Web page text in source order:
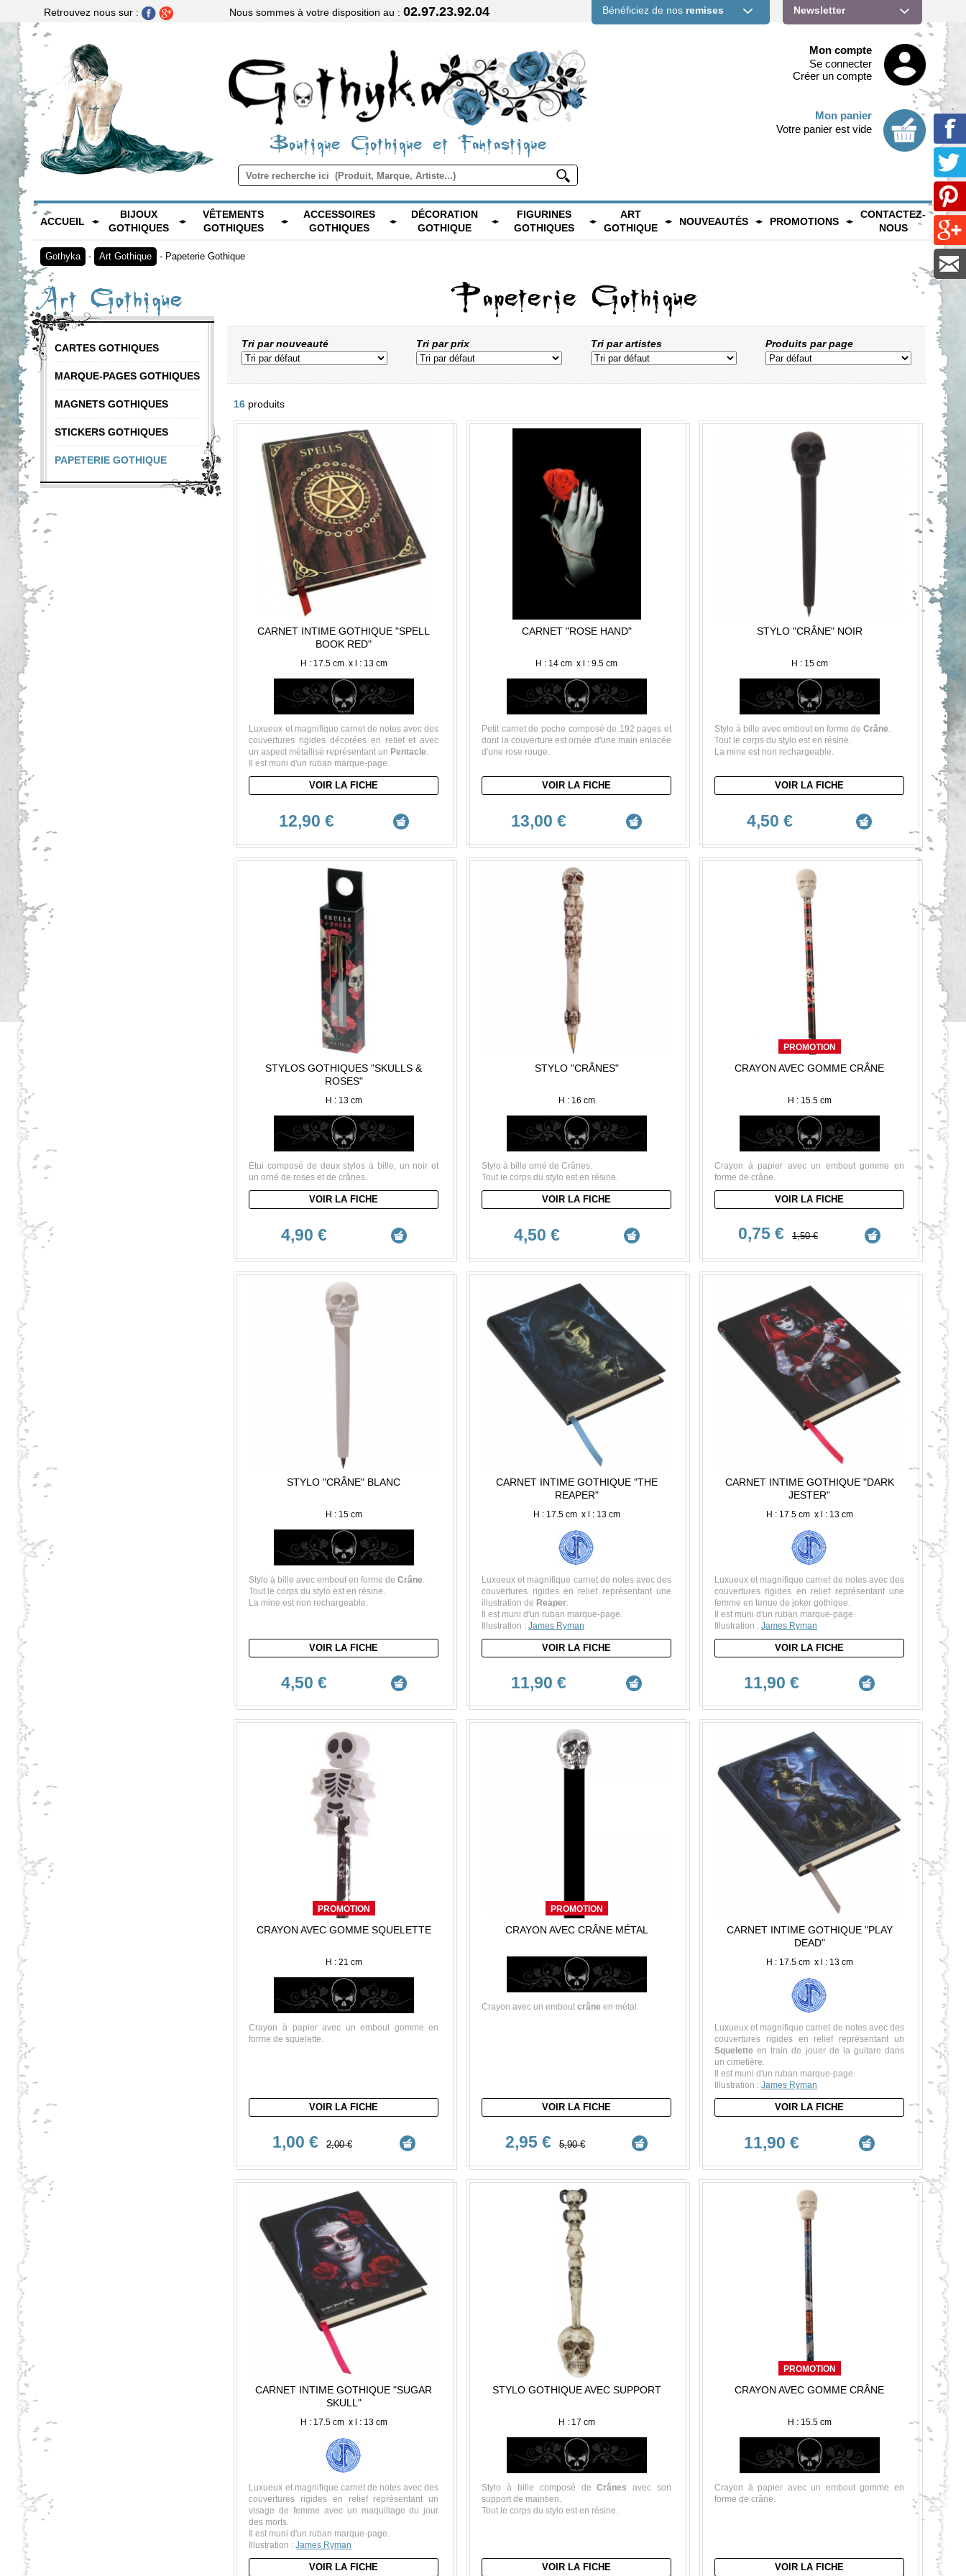
Retrouvez nous sur : Nous sommes à votre disposition au :02.97.23.92.04 Bénéficiez de nos remises Newsletter
Boutique Gothique et Fantastique
Mon compte
Se connecter
Créer un compte
Mon panier
Votre panier est vide
ACCUEIL
BIJOUX
GOTHIQUES
VÊTEMENTS
GOTHIQUES
ACCESSOIRES
GOTHIQUES
DÉCORATION
GOTHIQUE
FIGURINES
GOTHIQUES
ART
GOTHIQUE
NOUVEAUTÉS PROMOTIONS
CONTACTEZ-
NOUS
Gothyka - Art Gothique - Papeterie Gothique
Art Gothique
CARTES GOTHIQUES
MARQUE-PAGES GOTHIQUES
MAGNETS GOTHIQUES
STICKERS GOTHIQUES
PAPETERIE GOTHIQUE
Papeterie Gothique
Tri par nouveauté Tri par prix Tri par artistes Produits par page
16 produits
CARNET INTIME GOTHIQUE "SPELL
BOOK RED"
H : 17.5 cm x l : 13 cm
Luxueux et magnifique carnet de notes avec des
couvertures rigides décorées en relief et avec
un aspect métallisé représentant un Pentacle.
Il est muni d'un ruban marque-page.
VOIR LA FICHE
12,90 €
CARNET "ROSE HAND"
H : 14 cm x l : 9.5 cm
Petit carnet de poche composé de 192 pages et
dont la couverture est ornée d'une main enlacée
d'une rose rouge.
VOIR LA FICHE
13,00 €
STYLO "CRÂNE" NOIR
H : 15 cm
Stylo à bille avec embout en forme deCrâne.
Tout le corps du stylo est en résine.
La mine est non rechargeable.
VOIR LA FICHE
4,50 €
STYLOS GOTHIQUES "SKULLS &
ROSES"
H : 13 cm
Etui composé de deux stylos à bille, un noir et
un orné de roses et de crânes.
VOIR LA FICHE
4,90 €
STYLO "CRÂNES"
H : 16 cm
Stylo à bille orné de Crânes.
Tout le corps du stylo est en résine.
VOIR LA FICHE
4,50 €
PROMOTION
CRAYON AVEC GOMME CRÂNE
H : 15.5 cm
Crayon à papier avec un embout gomme en
forme de crâne.
VOIR LA FICHE
0,75 € 1,50 €
STYLO "CRÂNE" BLANC
H : 15 cm
Stylo à bille avec embout en forme deCrâne
Tout le corps du stylo est en résine.
La mine est non rechargeable.
VOIR LA FICHE
4,50 €
CARNET INTIME GOTHIQUE "THE
REAPER"
H : 17.5 cm x l : 13 cm
Luxueux et magnifique carnet de notes avec des
couvertures rigides en relief représentant une
illustration de Reaper
Il est muni d'un ruban marque-page.
Illustration :James Ryman
VOIR LA FICHE
11,90 €
CARNET INTIME GOTHIQUE "DARK
JESTER"
H : 17.5 cm x l : 13 cm
Luxueux et magnifique carnet de notes avec des
couvertures rigides en relief représentant une
femme en tenue de joker gothique.
Il est muni d'un ruban marque-page.
Illustration :James Ryman
VOIR LA FICHE
11,90 €
PROMOTION
CRAYON AVEC GOMME SQUELETTE
H : 21 cm
Crayon à papier avec un embout gomme en
forme de squelette.
VOIR LA FICHE
1,00 € 2,00 €
PROMOTION
CRAYON AVEC CRÂNE MÉTAL
Crayon avec un emboutcrâne en métal.
VOIR LA FICHE
2,95 € 5,90 €
CARNET INTIME GOTHIQUE "PLAY
DEAD"
H : 17.5 cm x l : 13 cm
Luxueux et magnifique carnet de notes avec des
couvertures rigides en relief représentant un
Squelette en train de jouer de la guitare dans
un cimetière.
Il est muni d'un ruban marque-page.
Illustration :James Ryman
VOIR LA FICHE
11,90 €
CARNET INTIME GOTHIQUE "SUGAR
SKULL"
H : 17.5 cm x l : 13 cm
Luxueux et magnifique carnet de notes avec des
couvertures rigides en relief représentant un
visage de femme avec un maquillage du jour
des morts.
Il est muni d'un ruban marque-page.
Illustration :James Ryman
VOIR LA FICHE
STYLO GOTHIQUE AVEC SUPPORT
H : 17 cm
Stylo à bille composé deCrânes
avec son
support de maintien.
Tout le corps du stylo est en résine.
VOIR LA FICHE
PROMOTION
CRAYON AVEC GOMME CRÂNE
H : 15.5 cm
Crayon à papier avec un embout gomme en
forme de crâne.
VOIR LA FICHE